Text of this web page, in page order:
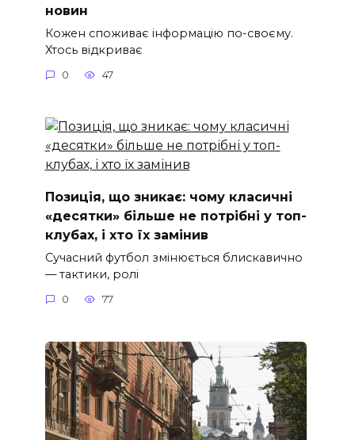
новин
Кожен споживає інформацію по-своєму.
Хтось відкриває
0 47
Позиція, що зникає: чому класичні
«десятки» більше не потрібні у топ-
клубах, і хто їх замінив
Сучасний футбол змінюється блискавично
— тактики, ролі
0 77